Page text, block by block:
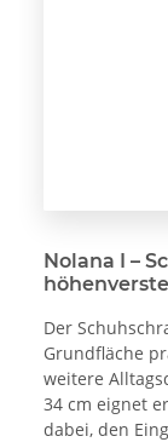
Nolana I –
Der
Grundfläche
weitere
34 cm eignet
dabei, den